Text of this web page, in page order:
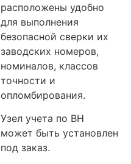
расположены удобно
для выполнения
безопасной сверки их
заводских номеров,
номиналов, классов
точности и
опломбирования.
Узел учета по ВН
может быть установлен
под заказ.